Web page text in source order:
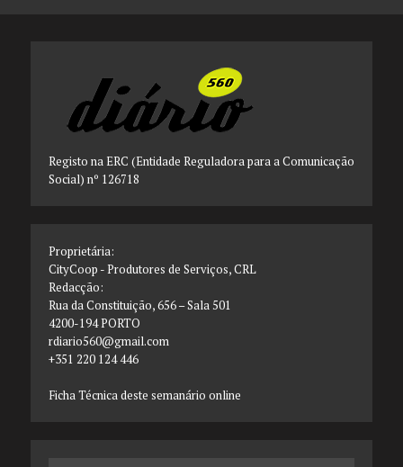
Registo na ERC (Entidade Reguladora para a Comunicação
Social) nº 126718
Proprietária:
CityCoop - Produtores de Serviços, CRL
Redacção:
Rua da Constituição, 656 – Sala 501
4200-194 PORTO
rdiario560@gmail.com
+351 220 124 446
Ficha Técnica deste semanário online